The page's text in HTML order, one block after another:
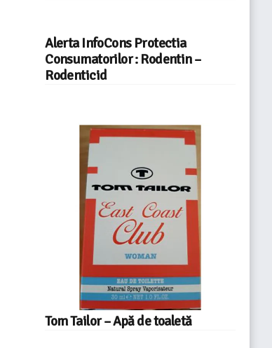
Alerta InfoCons Protectia
Consumatorilor : Rodentin –
Rodenticid
Tom Tailor – Apă de toaletă